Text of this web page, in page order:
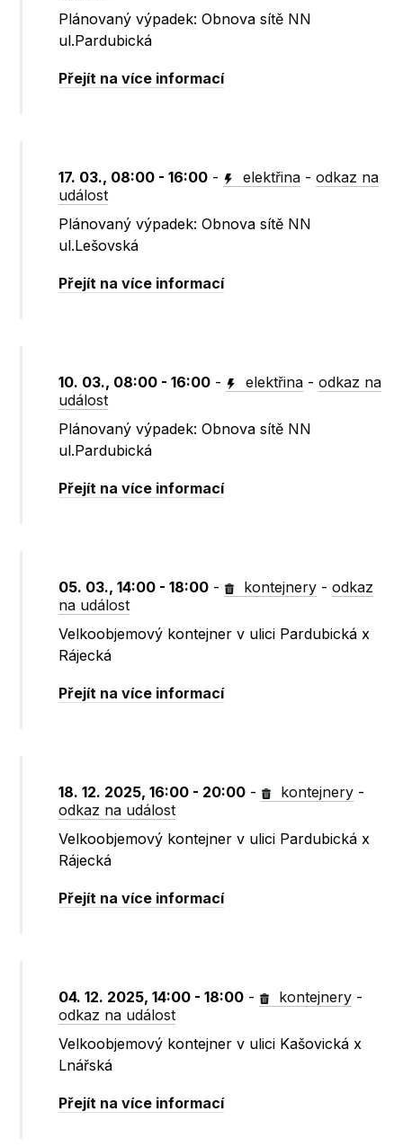
Plánovaný výpadek: Obnova sítě NN
ul.Pardubická
Přejít na více informací
17. 03., 08:00 - 16:00 - elektřina -odkaz na
událost
Plánovaný výpadek: Obnova sítě NN
ul.Lešovská
Přejít na více informací
10. 03., 08:00 - 16:00 - elektřina -odkaz na
událost
Plánovaný výpadek: Obnova sítě NN
ul.Pardubická
Přejít na více informací
05. 03., 14:00 - 18:00 - kontejnery -odkaz
na událost
Velkoobjemový kontejner v ulici Pardubická x
Rájecká
Přejít na více informací
18. 12. 2025, 16:00 - 20:00 - kontejnery -
odkaz na událost
Velkoobjemový kontejner v ulici Pardubická x
Rájecká
Přejít na více informací
04. 12. 2025, 14:00 - 18:00 - kontejnery -
odkaz na událost
Velkoobjemový kontejner v ulici Kašovická x
Lnářská
Přejít na více informací